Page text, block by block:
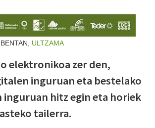
ULTZAMA
elektronikoa zer den,
inguruan eta bestelako
hitz egin eta horiek
tailerra.